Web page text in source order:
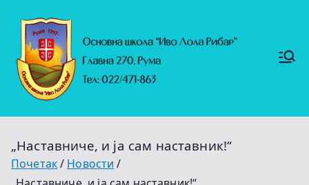
садржај
Основ
Лола
https://
vanje-
„Наставниче, и ја сам наставник!“
Почетак
Новости